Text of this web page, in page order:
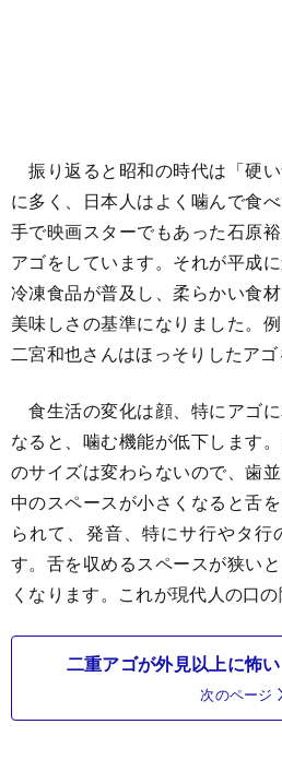
振り返ると昭和の時代は「硬
に多く、日本人はよく噛んで食
手で映画スターでもあった石原
アゴをしています。それが平成
冷凍食品が普及し、柔らかい食
美味しさの基準になりました。
二宮和也さんはほっそりしたアゴ
食生活の変化は顔、特にアゴ
なると、噛む機能が低下します
のサイズは変わらないので、歯
中のスペースが小さくなると舌
られて、発音、特にサ行やタ行
す。舌を収めるスペースが狭い
くなります。これが現代人の口の
二重アゴが外見以上に怖
次のページ